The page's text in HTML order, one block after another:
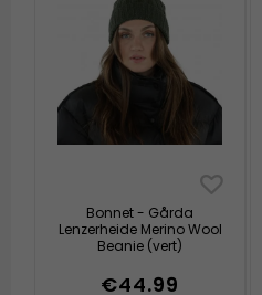
Bonnet - Gårda
Lenzerheide Merino Wool
Beanie (vert)
€44.99